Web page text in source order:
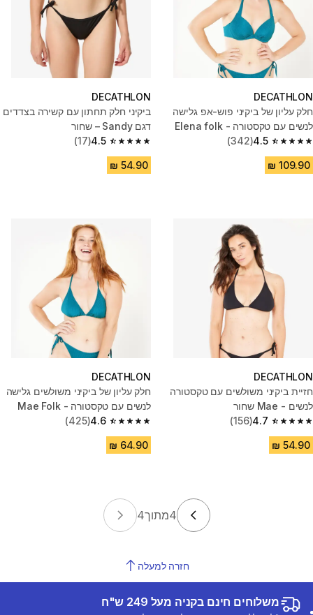
DECATHLON
חלק עליון של ביקיני פוש-אפ גלישה
לנשים עם טקסטורה - Elena folk
כחול
4.5
4.5 out of 5 stars from 342 reviews
(342)
DECATHLON
ביקיני חלק תחתון עם קשירה בצדדים
דגם Sandy – שחור
4.5
4.5 out of 5 stars from 17 reviews
(17)
DECATHLON
חזיית ביקיני משולשים עם טקסטורה
לנשים - Mae שחור
4.7
4.7 out of 5 stars from 156 reviews
(156)
DECATHLON
חלק עליון של ביקיני משולשים גלישה
לנשים עם טקסטורה - Mae Folk
כחול
4.6
4.6 out of 5 stars from 425 reviews
(425)
4מתוך4
חזרה למעלה
משלוחים חינם בקניה מעל 249 ש"ח